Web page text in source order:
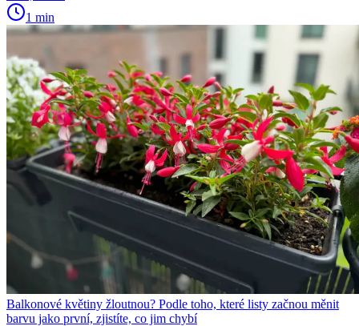
1 min
Balkonové květiny žloutnou? Podle toho, které listy začnou měnit
barvu jako první, zjistíte, co jim chybí